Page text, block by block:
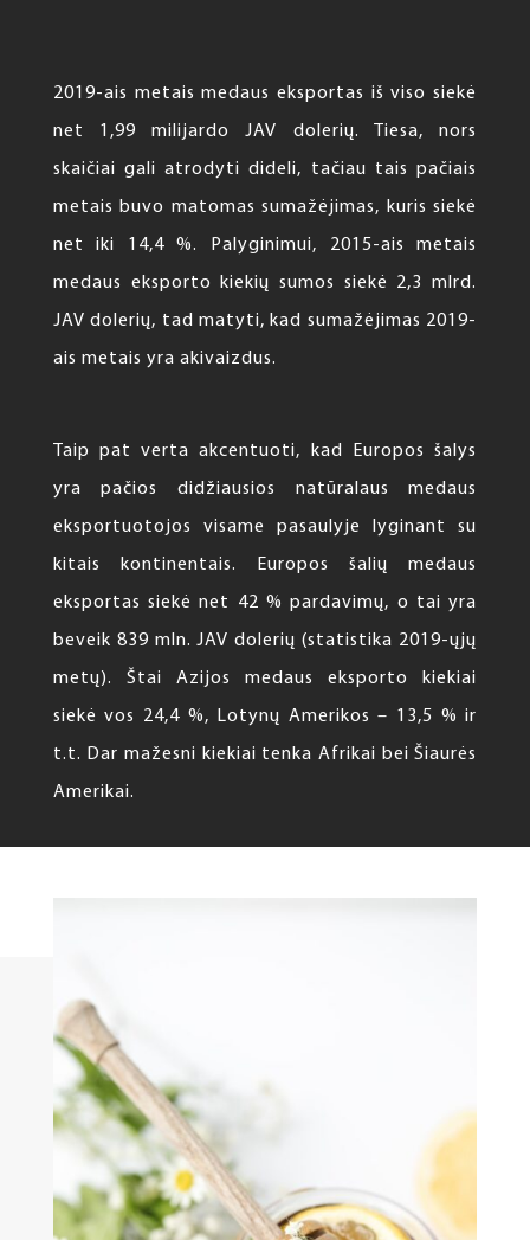
2019-ais metais medaus eksportas iš viso siekė
net 1,99 milijardo JAV dolerių. Tiesa, nors
skaičiai gali atrodyti dideli, tačiau tais pačiais
metais buvo matomas sumažėjimas, kuris siekė
net iki 14,4 %. Palyginimui, 2015-ais metais
medaus eksporto kiekių sumos siekė 2,3 mlrd.
JAV dolerių, tad matyti, kad sumažėjimas 2019-
ais metais yra akivaizdus.
Taip pat verta akcentuoti, kad Europos šalys
yra pačios didžiausios natūralaus medaus
eksportuotojos visame pasaulyje lyginant su
kitais kontinentais. Europos šalių medaus
eksportas siekė net 42 % pardavimų, o tai yra
beveik 839 mln. JAV dolerių (statistika 2019-ųjų
metų). Štai Azijos medaus eksporto kiekiai
siekė vos 24,4 %, Lotynų Amerikos – 13,5 % ir
t.t. Dar mažesni kiekiai tenka Afrikai bei Šiaurės
Amerikai.